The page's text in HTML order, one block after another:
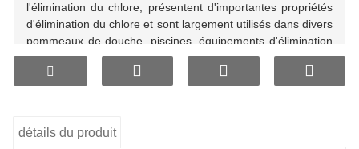
l'élimination du chlore, présentent d'importantes propriétés
d'élimination du chlore et sont largement utilisés dans divers
pommeaux de douche, piscines, équipements d'élimination
du chlore et dispositifs industriels d'élimination du chlore
dans l'eau. Leur fonction principale est d'éliminer le chlore
l'acide hypochloreux (HCIO) et le chlore gazeux (Cl₂).
Comparées au charbon actif traditionnel, les billes de sulfite
détails du produit